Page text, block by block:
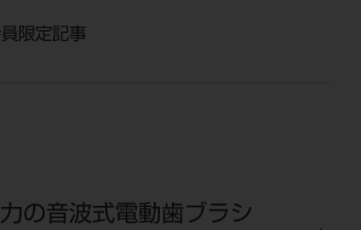
限定記事
の音波式電動歯ブラシ